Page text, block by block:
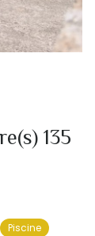
Piscine